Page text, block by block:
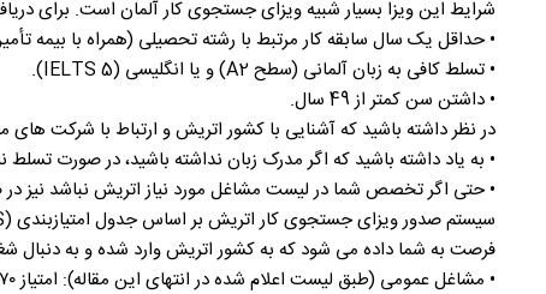
شرایط این ویزا بسیار شبیه ویزای جستجوی کار آلمان است. برای
• حداقل یک سال سابقه کار مرتبط با رشته تحصیلی (همراه با بیمه
• تسلط کافی به زبان آلمانی (سطح A2) و یا انگلیسی (IELTS 5).
• داشتن سن کمتر از 49 سال.
در نظر داشته باشید که آشنایی با کشور اتریش و ارتباط با شرکت
• به یاد داشته باشید که اگر مدرک زبان نداشته باشید، در صورت
• حتی اگر تخصص شما در لیست مشاغل مورد نیاز اتریش نباشد نیز در
فرصت به شما داده می شود که به کشور اتریش وارد شده و به دنبال
• مشاغل عمومی (طبق لیست اعلام شده در انتهای این مقاله): امتیاز ۷۰ از ۱۰۰